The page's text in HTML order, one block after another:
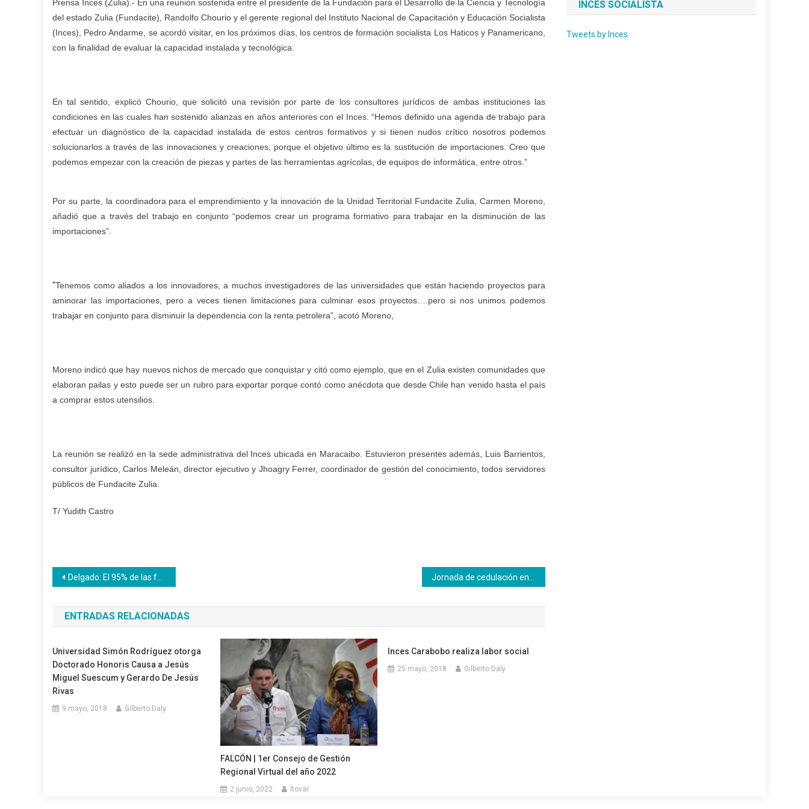
Prensa Inces (Zulia).- En una reunión sostenida entre el presidente de la Fundación para el Desarrollo de la Ciencia y Tecnología
del estado Zulia (Fundacite), Randolfo Chourio y el gerente regional del Instituto Nacional de Capacitación y Educación Socialista
(Inces), Pedro Andarme, se acordó visitar, en los próximos días, los centros de formación socialista Los Haticos y Panamericano,
con la finalidad de evaluar la capacidad instalada y tecnológica.
En tal sentido, explicó Chourio, que solicitó una revisión por parte de los consultores jurídicos de ambas instituciones las
condiciones en las cuales han sostenido alianzas en años anteriores con el Inces. “Hemos definido una agenda de trabajo para
efectuar un diagnóstico de la capacidad instalada de estos centros formativos y si tienen nudos crítico nosotros podemos
solucionarlos a través de las innovaciones y creaciones, porque el objetivo último es la sustitución de importaciones. Creo que
podemos empezar con la creación de piezas y partes de las herramientas agrícolas, de equipos de informática, entre otros.”
Por su parte, la coordinadora para el emprendimiento y la innovación de la Unidad Territorial Fundacite Zulia, Carmen Moreno,
añadió que a través del trabajo en conjunto “podemos crear un programa formativo para trabajar en la disminución de las
importaciones”.
“Tenemos como aliados a los innovadores, a muchos investigadores de las universidades que están haciendo proyectos para
aminorar las importaciones, pero a veces tienen limitaciones para culminar esos proyectos….pero si nos unimos podemos
trabajar en conjunto para disminuir la dependencia con la renta petrolera”, acotó Moreno,
Moreno indicó que hay nuevos nichos de mercado que conquistar y citó como ejemplo, que en el Zulia existen comunidades que
elaboran pailas y esto puede ser un rubro para exportar porque contó como anécdota que desde Chile han venido hasta el país
a comprar estos utensilios.
La reunión se realizó en la sede administrativa del Inces ubicada en Maracaibo. Estuvieron presentes además, Luis Barrientos,
consultor jurídico, Carlos Meleán, director ejecutivo y Jhoagry Ferrer, coordinador de gestión del conocimiento, todos servidores
públicos de Fundacite Zulia.
T/ Yudith Castro
Navegación
de
entradas
Delgado: El 95% de las fallas eléctricas se deben a la intervención de terceros
ENTRADAS RELACIONADAS
Universidad Simón Rodríguez otorga
Doctorado Honoris Causa a Jesús
Miguel Suescum y Gerardo De Jesús
Rivas
9 mayo, 2018 Gilberto Daly
FALCÓN | 1er Consejo de Gestión
Regional Virtual del año 2022
2 junio, 2022 ltovar
Inces Carabobo realiza labor social
25 mayo, 2018 Gilberto Daly
INCES SOCIALISTA
Tweets by Inces